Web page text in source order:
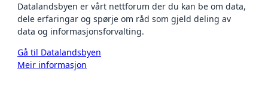
Datalandsbyen er vårt nettforum der du kan be om data,
dele erfaringar og spørje om råd som gjeld deling av
data og informasjonsforvalting.
Gå til Datalandsbyen
Meir informasjon